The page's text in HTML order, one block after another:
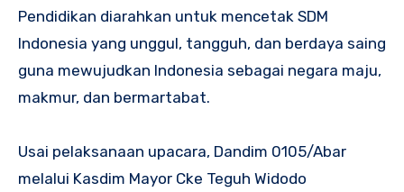
Pendidikan diarahkan untuk mencetak SDM
Indonesia yang unggul, tangguh, dan berdaya saing
guna mewujudkan Indonesia sebagai negara maju,
makmur, dan bermartabat.
Usai pelaksanaan upacara, Dandim 0105/Abar
melalui Kasdim Mayor Cke Teguh Widodo